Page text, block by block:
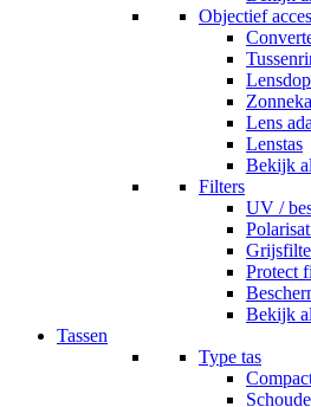
Objectief
Lensdop
Lens
Lenstas
Bekijk
Filters
UV /
Protect
Bekijk
Tassen
Type tas